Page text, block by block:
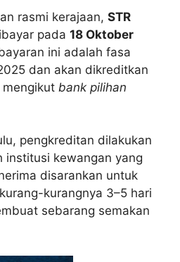
rasmi kerajaan, STR
pada 18 Oktober
ini adalah fasa
dan akan dikreditkan
bank pilihan
pengkreditan dilakukan
institusi kewangan yang
disarankan untuk
kurangnya 3–5 hari
sebarang semakan